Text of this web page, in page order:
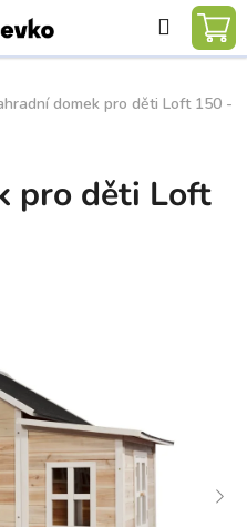
Hledat
domek pro děti Loft 150 -
pro děti Loft